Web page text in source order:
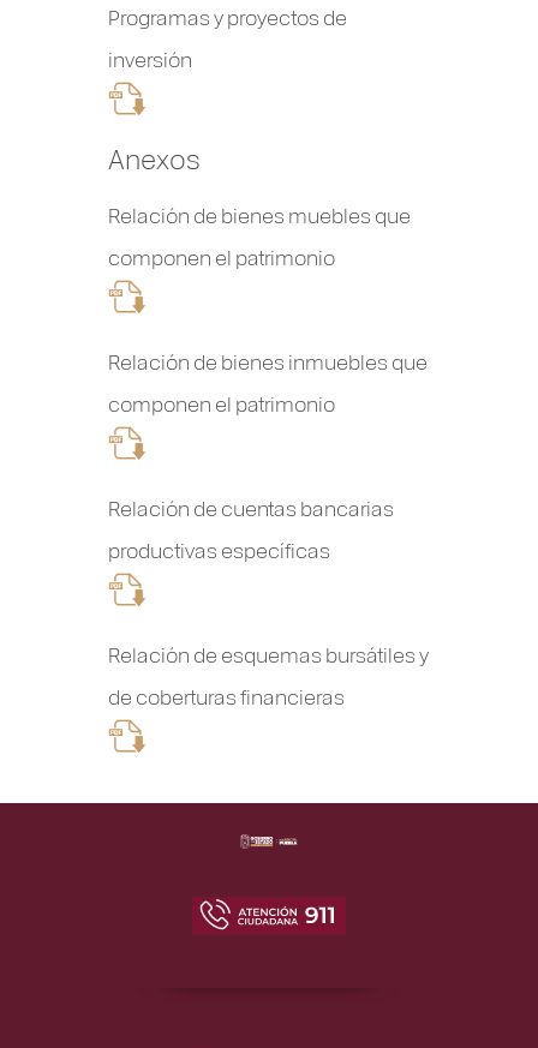
Programas y proyectos de
inversión
Anexos
Relación de bienes muebles que
componen el patrimonio
Relación de bienes inmuebles que
componen el patrimonio
Relación de cuentas bancarias
productivas específicas
Relación de esquemas bursátiles y
de coberturas financieras